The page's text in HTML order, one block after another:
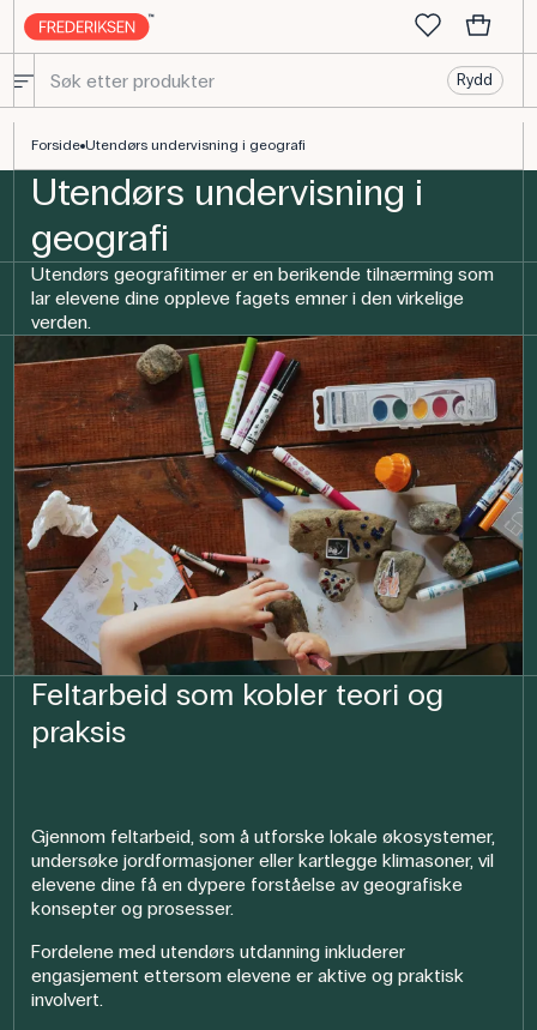
Rydd
Forside Utendørs undervisning i geografi
Utendørs undervisning i
geografi
Utendørs geografitimer er en berikende tilnærming som
lar elevene dine oppleve fagets emner i den virkelige
verden.
Feltarbeid som kobler teori og
praksis
Gjennom feltarbeid, som å utforske lokale økosystemer,
undersøke jordformasjoner eller kartlegge klimasoner, vil
elevene dine få en dypere forståelse av geografiske
konsepter og prosesser.
Fordelene med utendørs utdanning inkluderer
engasjement ettersom elevene er aktive og praktisk
involvert.